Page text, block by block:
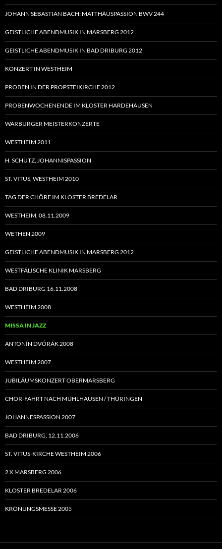
JOHANN SEBASTIAN BACH: MATTHÄUSPASSION BWV 244
GEISTLICHE ABENDMUSIK IN MARSBERG 2012
GEISTLICHE ABENDMUSIK IN BAD DRIBURG 2012
KONZERT IN WESTHEIM
PROBEN IN DER PROPSTEIKIRCHE 2012
PROBENWOCHENENDE IM KLOSTER HARDEHAUSEN
WARBURGER MEISTERKONZERTE
WESTHEIM 2011
H. SCHÜTZ, JOHANNISPASSION
ST. VITUS, WESTHEIM 2010
TAG DER CHÖRE IM KLOSTER BREDELAR
WESTHEIM, 08.11.2009
WETHEN 2009
GEISTLICHE ABENDMUSIK IN MARSBERG 2012
WESTFÄLISCHE KLINIK MARSBERG
BAD DRIBURG 16.11.2008
WESTHEIM 2008
MISSA IN JAZZ
ANTONÍN DVÓRÁK 2008
WESTHEIM 2007
JUBILÄUMSKONZERT OBERMARSBERG
CHOR-FAHRT NACH MÜHLHAUSEN / THÜRINGEN
JOHANNESPASSION 2007
BAD DRIBURG, 12.11.2006
ST. VITUS-KIRCHE WESTHEIM 2006
2 X MARSBERG 2006
KLOSTER BREDELAR 2006
KRÖNUNGSMESSE 2005